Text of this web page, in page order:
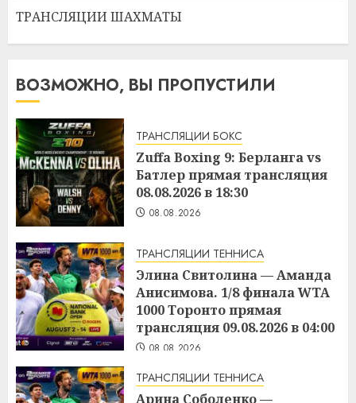
ТРАНСЛЯЦИИ ШАХМАТЫ
ВОЗМОЖНО, ВЫ ПРОПУСТИЛИ
ТРАНСЛЯЦИИ БОКС
Zuffa Boxing 9: Берланга vs
Батлер прямая трансляция
08.08.2026 в 18:30
08.08.2026
ТРАНСЛЯЦИИ ТЕННИСА
Элина Свитолина — Аманда
Анисимова. 1/8 финала WTA
1000 Торонто прямая
трансляция 09.08.2026 в 04:00
08.08.2026
ТРАНСЛЯЦИИ ТЕННИСА
Арина Соболенко —